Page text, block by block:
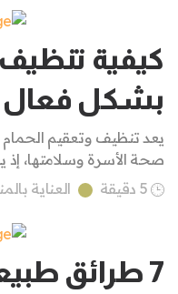
كيفية
بشكل فعال
يعد تنظيف وتعقيم الحمام
صحة الأسرة وسلامتها، إذ
5 دقيقة
العناية
7 طرائق